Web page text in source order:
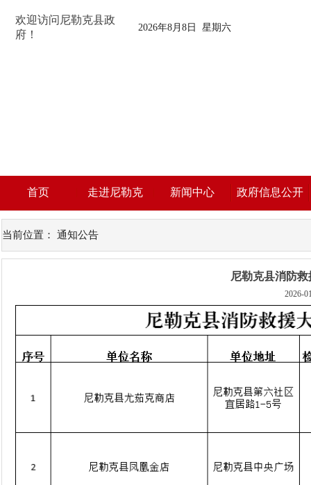
欢迎访问尼勒克县政
府！
2026年8月8日 星期六
首页 走进尼勒克 新闻中心 政府信息公开
当前位置： 通知公告
尼勒克县消防
2026-